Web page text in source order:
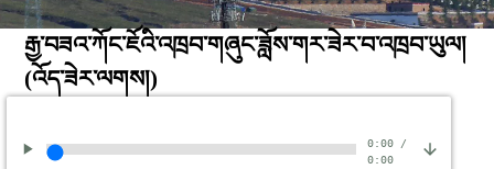
རྒྱ་བཟའ་ཀོང་ཇོའི་འཁྲབ་གཞུང་ཟློས་གར་ཟེར་བ་འཁྲབ་ཡུལ།
(འོད་ཟེར་ལགས།)
0:00/
0:00